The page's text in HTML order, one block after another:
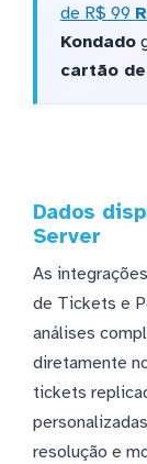
de R$ 99
Kondado
cartão
Dados
Server
As
de Tickets e
análises
diretamente
tickets
resolução e